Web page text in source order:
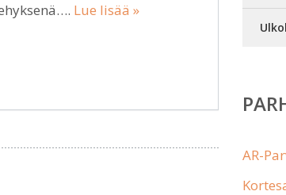
Lue lisää »
AR-